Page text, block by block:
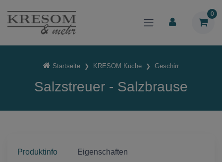
0
Startseite KRESOM Küche Geschirr
Salzstreuer - Salzbrause
Produktinfo Eigenschaften